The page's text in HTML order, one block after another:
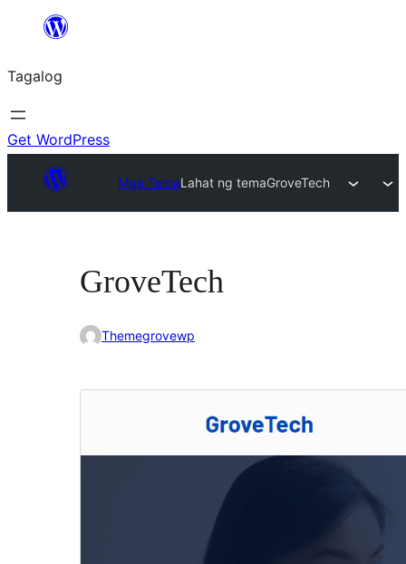
Lumaktaw
sa
content
Tagalog
Get WordPress
Mga TemaLahat ng temaGroveTech
GroveTech
Themegrovewp